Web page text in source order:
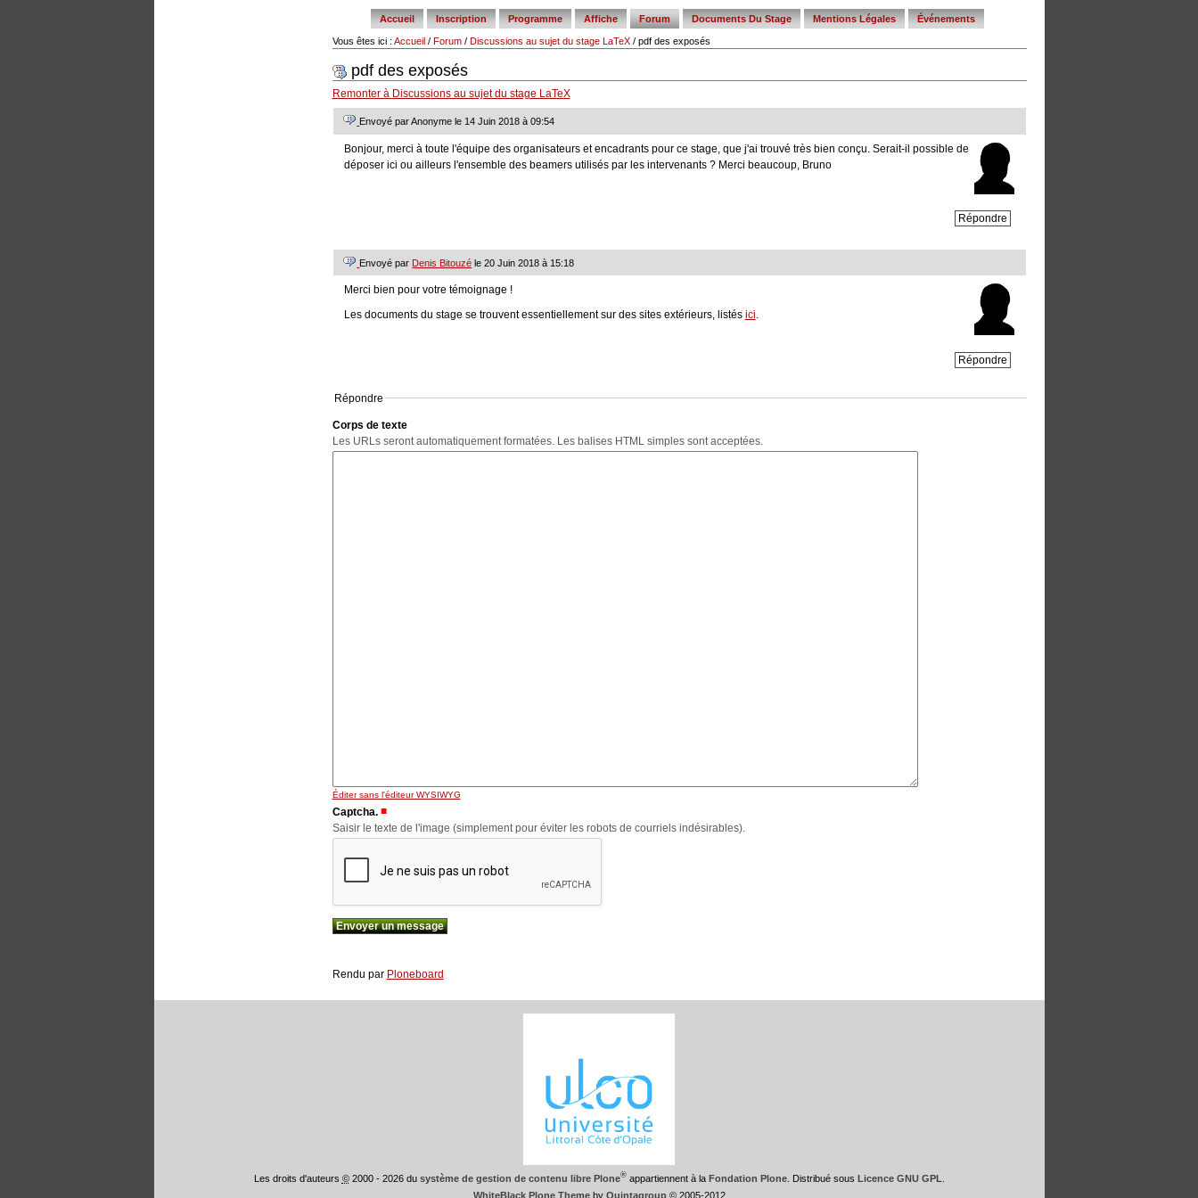
Accueil Inscription Programme Affiche Forum Documents Du Stage Mentions Légales Événements
Vous êtes ici : Accueil / Forum / Discussions au sujet du stage LaTeX / pdf des exposés
pdf des exposés
Remonter à Discussions au sujet du stage LaTeX
Envoyé par Anonyme le 14 Juin 2018 à 09:54
Bonjour, merci à toute l'équipe des organisateurs et encadrants pour ce stage, que j'ai trouvé très bien conçu. Serait-il possible de
déposer ici ou ailleurs l'ensemble des beamers utilisés par les intervenants ? Merci beaucoup, Bruno
Envoyé par Denis Bitouzé le 20 Juin 2018 à 15:18
Merci bien pour votre témoignage !
Les documents du stage se trouvent essentiellement sur des sites extérieurs, listés ici
Répondre
Corps de texte
Les URLs seront automatiquement formatées. Les balises HTML simples sont acceptées.
Éditer sans l'éditeur WYSIWYG
Captcha.
Saisir le texte de l'image (simplement pour éviter les robots de courriels indésirables).
Rendu par Ploneboard
Les droits d'auteurs ©2000 - 2026 du système de gestion de contenu libre Plone®appartiennent à la Fondation Plone. Distribué sous Licence GNU GPL
WhiteBlack Plone Themeby Quintagroup© 2005-2012